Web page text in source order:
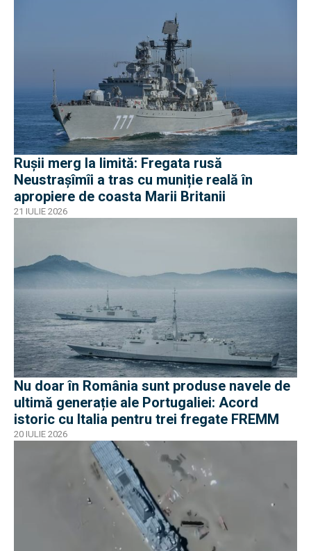
Rușii merg la limită: Fregata rusă
Neustrașîmîi a tras cu muniție reală în
apropiere de coasta Marii Britanii
21 IULIE 2026
Nu doar în România sunt produse navele de
ultimă generație ale Portugaliei: Acord
istoric cu Italia pentru trei fregate FREMM
20 IULIE 2026